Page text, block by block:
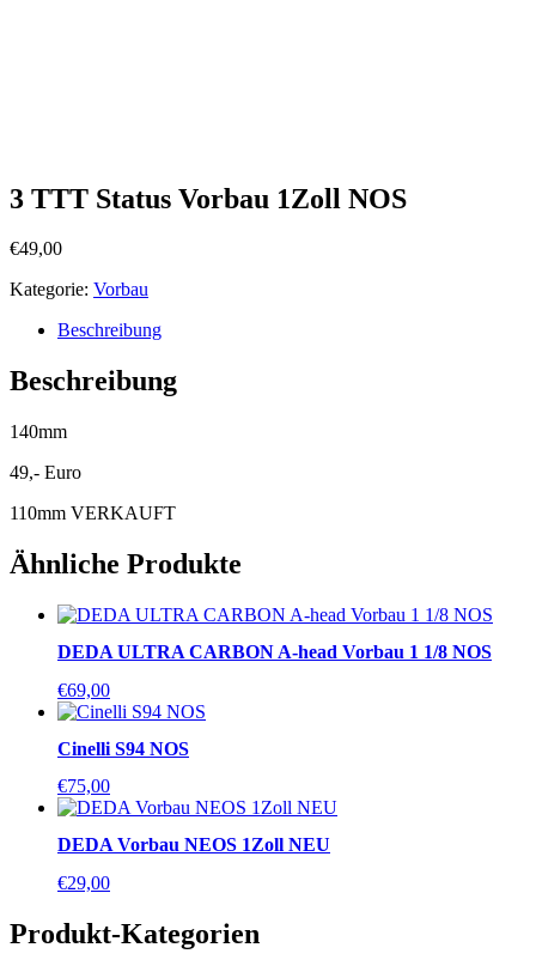
3 TTT Status Vorbau 1Zoll NOS
€49,00
Kategorie: Vorbau
Beschreibung
Beschreibung
140mm
49,- Euro
110mm VERKAUFT
Ähnliche Produkte
DEDA ULTRA CARBON A-head Vorbau 1 1/8 NOS
€69,00
Cinelli S94 NOS
€75,00
DEDA Vorbau NEOS 1Zoll NEU
€29,00
Produkt-Kategorien